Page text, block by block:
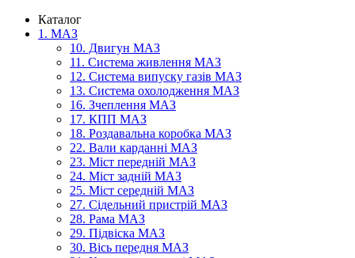
Каталог
1. МАЗ
10. Двигун МАЗ
11. Система живлення МАЗ
12. Система випуску газів МАЗ
13. Система охолодження МАЗ
16. Зчеплення МАЗ
17. КПП МАЗ
18. Роздавальна коробка МАЗ
22. Вали карданні МАЗ
23. Міст передній МАЗ
24. Міст задній МАЗ
25. Міст середній МАЗ
27. Сідельний пристрій МАЗ
28. Рама МАЗ
29. Підвіска МАЗ
30. Вісь передня МАЗ